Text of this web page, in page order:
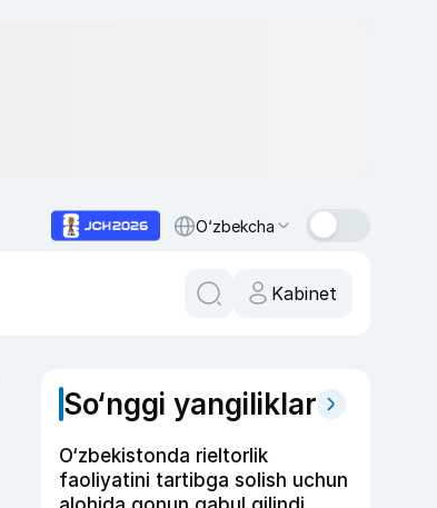
O‘zbekcha
Kabinet
So‘nggi yangiliklar
O‘zbekistonda rieltorlik
faoliyatini tartibga solish uchun